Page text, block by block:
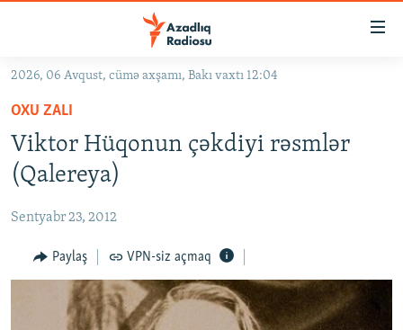
Əsas
qayıt
Əsas
naviqasiyaya
qayıt
Axtarışa
#İZAHLA
KORRUPSIOMETR
#ƏSLINDƏ
FƏRQƏ BAX
QANUNI DOĞRU
ARAŞDIRMA
MULTIMEDIA
2026, 06 Avqust, cümə axşamı, Bakı vaxtı 12:04
OXU ZALI
Viktor Hüqonun çəkdiyi rəsmlər
(Qalereya)
Sentyabr 23, 2012
Paylaş VPN-siz açmaq